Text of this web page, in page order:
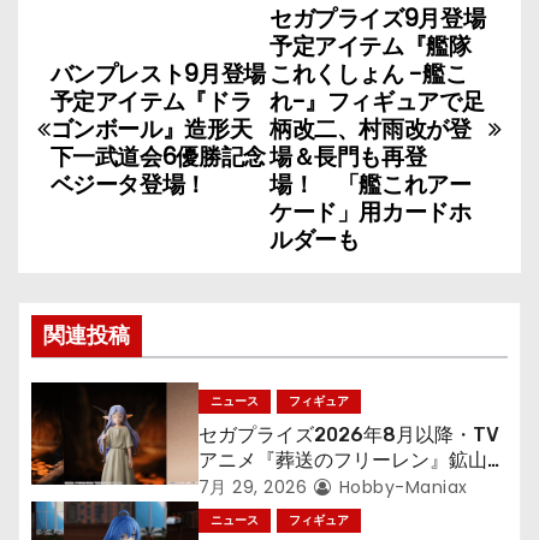
稿
ナ
ビ
シ
ョ
ン
セガプライズ9月登場
予定アイテム『艦隊
これくしょん -艦こ
れ-』フィギュアで足
柄改二、村雨改が登
場＆長門も再登
場！ 「艦これアー
ケード」用カードホ
ルダーも
バンプレスト9月登場
予定アイテム『ドラ
ゴンボール』造形天
下一武道会6優勝記念
ベジータ登場！
関連投稿
ニュース フィギュア
セガプライズ2026年8月以降・TV
アニメ『葬送のフリーレン』鉱山で
300年働くことになっっちゃった
「フリーレン」を立体化！
7月 29, 2026 Hobby-Maniax
ニュース フィギュア